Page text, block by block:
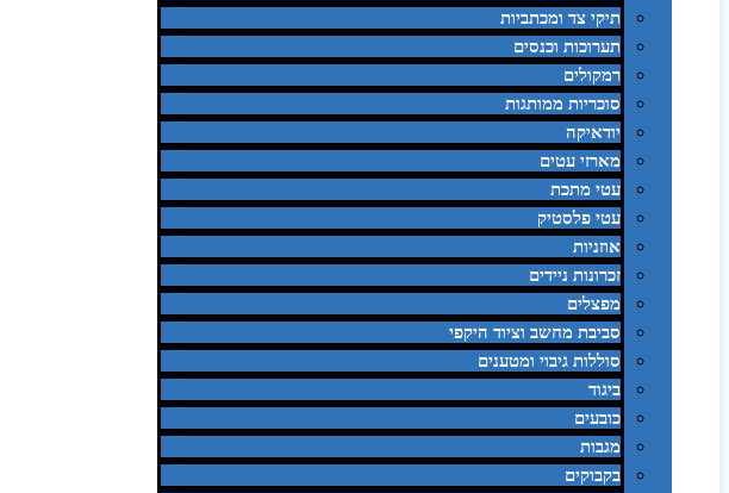
תיקי צד ומכתביות
תערוכות וכנסים
רמקולים
סוכריות ממותגות
יודאיקה
מארזי עטים
עטי מתכת
עטי פלסטיק
אוזניות
זכרונות ניידים
מפצלים
סביבת מחשב וציוד היקפי
סוללות גיבוי ומטענים
ביגוד
כובעים
מגבות
בקבוקים